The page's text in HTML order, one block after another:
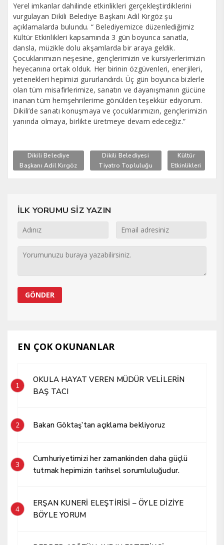
Yerel imkanlar dahilinde etkinlikleri gerçekleştirdiklerini
vurgulayan Dikili Belediye Başkanı Adil Kırgöz şu
açıklamalarda bulundu. “ Belediyemizce düzenlediğimiz
Kültür Etkinlikleri kapsamında 3 gün boyunca sanatla,
dansla, müzikle dolu akşamlarda bir araya geldik.
Çocuklarımızın neşesine, gençlerimizin ve kursiyerlerimizin
heyecanına ortak olduk. Her birinin özgüvenleri, enerjileri,
yetenekleri hepimizi gururlandırdı. Üç gün boyunca bizlerle
olan tüm misafirlerimize, sanatın ve dayanışmanın gücüne
inanan tüm hemşehrilerime gönülden teşekkür ediyorum.
Dikili’de sanatı konuşmaya ve çocuklarımızın, gençlerimizin
yanında olmaya, birlikte üretmeye devam edeceğiz.”
Dikili Belediye
Başkanı Adil Kırgöz
Dikili Belediyesi
Tiyatro Topluluğu
Kültür
Etkinlikleri
İLK YORUMU SİZ YAZIN
EN ÇOK OKUNANLAR
1
OKULA HAYAT VEREN MÜDÜR VELİLERİN
BAŞ TACI
2 Bakan Göktaş’tan açıklama bekliyoruz
3
Cumhuriyetimizi her zamankinden daha güçlü
tutmak hepimizin tarihsel sorumluluğudur.
4
ERŞAN KUNERİ ELEŞTİRİSİ – ÖYLE DİZİYE
BÖYLE YORUM